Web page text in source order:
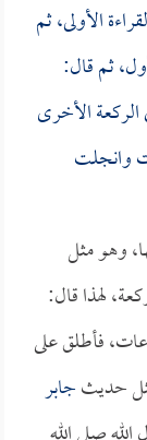
الأولى، ثم
ثم قال:
الأخرى
وانجلت
وهو مثل
لهذا قال:
فأطلق على
حديثجابر